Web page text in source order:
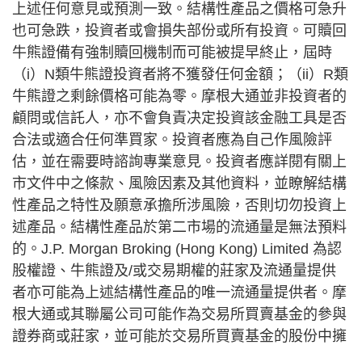
上述任何意見或預測一致。結構性產品之價格可急升
也可急跌，投資者或會損失部份或所有投資。可贖回
牛熊證備有強制贖回機制而可能被提早終止，屆時
（i）N類牛熊證投資者將不獲發任何金額；（ii）R類
牛熊證之剩餘價格可能為零。摩根大通並非投資者的
顧問或信託人，亦不會負責决定投資該金融工具是否
合法或適合任何準買家。投資者應為自己作風險評
估，並在需要時諮詢專業意見。投資者應詳閱有關上
市文件中之條款、風險因素及其他資料，並瞭解結構
性產品之特性及願意承擔所涉風險，否則切勿投資上
述產品。結構性產品於第二市場的流通量是無法預料
的。J.P. Morgan Broking (Hong Kong) Limited 為認
股權證、牛熊證及/或交易期權的莊家及流通量提供
者亦可能為上述結構性產品的唯一流通量提供者。摩
根大通或其聯屬公司可能作為交易所買賣基金的參與
證券商或莊家，並可能於交易所買賣基金的股份中擁